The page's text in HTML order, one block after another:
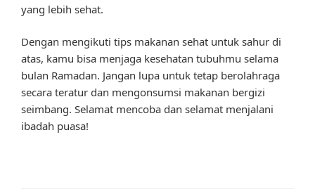
yang lebih sehat.
Dengan mengikuti tips makanan sehat untuk sahur di
atas, kamu bisa menjaga kesehatan tubuhmu selama
bulan Ramadan. Jangan lupa untuk tetap berolahraga
secara teratur dan mengonsumsi makanan bergizi
seimbang. Selamat mencoba dan selamat menjalani
ibadah puasa!